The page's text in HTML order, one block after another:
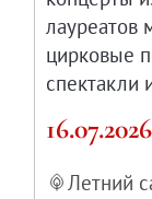
лауреатов
цирковые
спектакли
16.07.2026
Летний